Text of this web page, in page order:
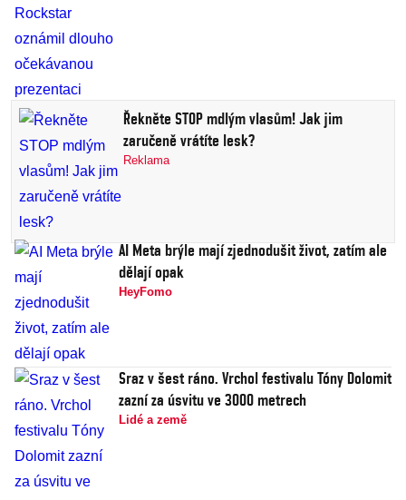
Řekněte STOP mdlým vlasům! Jak jim
zaručeně vrátíte lesk?
Reklama
AI Meta brýle mají zjednodušit život, zatím ale
dělají opak
HeyFomo
Sraz v šest ráno. Vrchol festivalu Tóny Dolomit
zazní za úsvitu ve 3000 metrech
Lidé a země